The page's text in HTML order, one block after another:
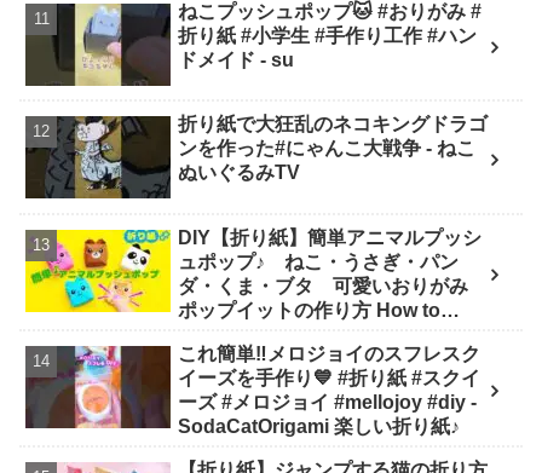
channel
ねこプッシュポップ🐱 #おりがみ #
折り紙 #小学生 #手作り工作 #ハン
ドメイド - su
折り紙で大狂乱のネコキングドラゴ
ンを作った#にゃんこ大戦争 - ねこ
ぬいぐるみTV
DIY【折り紙】簡単アニマルプッシ
ュポップ♪ ねこ・うさぎ・パン
ダ・くま・ブタ 可愛いおりがみ
ポップイットの作り方 How to
Soda Cat Origami キャラクター折
り紙
これ簡単‼️メロジョイのスフレスク
イーズを手作り💙 #折り紙 #スクイ
ーズ #メロジョイ #mellojoy #diy -
SodaCatOrigami 楽しい折り紙♪